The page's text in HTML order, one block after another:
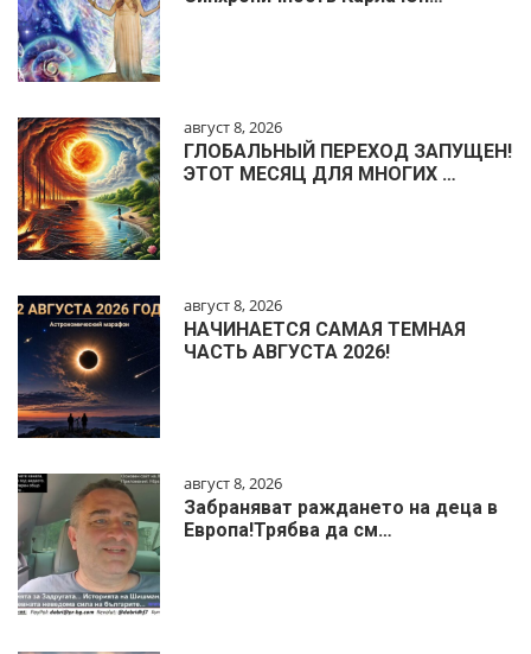
август 8, 2026
ГЛОБАЛЬНЫЙ ПЕРЕХОД ЗАПУЩЕН!
ЭТОТ МЕСЯЦ ДЛЯ МНОГИХ …
август 8, 2026
НАЧИНАЕТСЯ САМАЯ ТЕМНАЯ
ЧАСТЬ АВГУСТА 2026!
август 8, 2026
Забраняват раждането на деца в
Европа!Трябва да см…